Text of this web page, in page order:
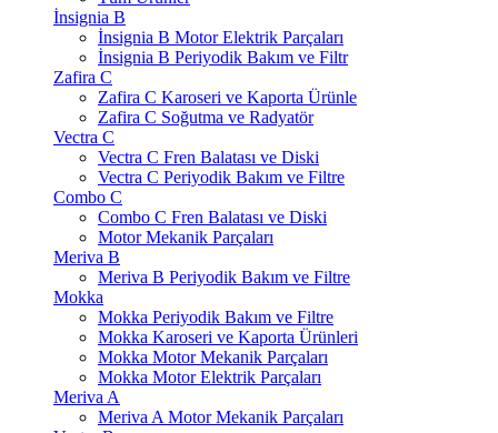
İnsignia B
İnsignia B Motor Elektrik Parçaları
İnsignia B Periyodik Bakım ve Filtr
Zafira C
Zafira C Karoseri ve Kaporta Ürünle
Zafira C Soğutma ve Radyatör
Vectra C
Vectra C Fren Balatası ve Diski
Vectra C Periyodik Bakım ve Filtre
Combo C
Combo C Fren Balatası ve Diski
Motor Mekanik Parçaları
Meriva B
Meriva B Periyodik Bakım ve Filtre
Mokka
Mokka Periyodik Bakım ve Filtre
Mokka Karoseri ve Kaporta Ürünleri
Mokka Motor Mekanik Parçaları
Mokka Motor Elektrik Parçaları
Meriva A
Meriva A Motor Mekanik Parçaları